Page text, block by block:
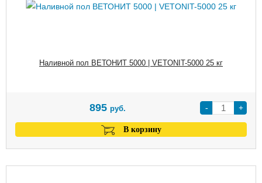
Наливной пол ВЕТОНИТ 5000 | VETONIT-5000 25 кг
- +
895 руб.
В корзину